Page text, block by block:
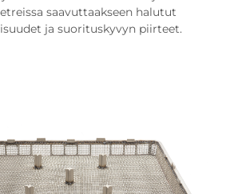
saavuttaakseen halutut
ja suorituskyvyn piirteet.